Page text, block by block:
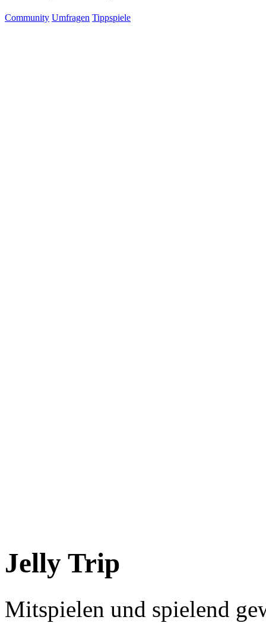
Community Umfragen Tippspiele
Jelly Trip
Mitspielen und spielend